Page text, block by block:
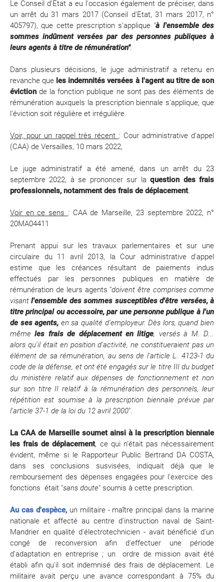
Le Conseil d'Etat a eu l'occasion également de préciser, dans
un arrêt du 31 mars 2017 (Conseil d'Etat, 31 mars 2017, n°
405797), que cette prescription s'applique "à l'ensemble des
sommes indûment versées par des personnes publiques à
leurs agents à titre de rémunération".
Dans plusieurs décisions, le juge administratif a retenu en
revanche que les indemnités versées à l'agent au titre de son
éviction de la fonction publique ne sont pas des éléments de
rémunération auxquels la prescription biennale s'applique, que
l'éviction soit régulière et irrégulière.
Voir, pour un rappel très récent : Cour administrative d'appel
(CAA) de Versailles, 10 mars 2022,
Le juge administratif a été amené, dans un arrêt du 23
septembre 2022, à se prononcer sur laquestion des frais
professionnels, notamment des frais de déplacement.
Voir en ce sens : CAA de Marseille, 23 septembre 2022, n°
20MA04411
Prenant appui sur les travaux parlementaires et sur une
circulaire du 11 avril 2013, la Cour administrative d'appel
estime que les créances résultant de paiements indus
effectués par les personnes publiques en matière de
rémunération de leurs agents "doivent être comprises comme
visantl'ensemble des sommes susceptibles d'être versées, à
titre principal ou accessoire, par une personne publique à l'un
de ses agents, en sa qualité d'employeur. Dès lors, quand bien
mêmeles frais de déplacement en litige, versés à M. D...
alors qu'il était en position d'activité, ne constitueraient pas un
élément de sa rémunération, au sens de l'article L. 4123-1 du
code de la défense, et ont été engagés sur le titre III du budget
du ministère relatif aux dépenses de fonctionnement et non
sur son titre II relatif à la rémunération des personnels, leur
répétition est soumise à la prescription biennale prévue par
l'article 37-1 de la loi du 12 avril 2000".
La CAA de Marseille soumet ainsi à la prescription biennale
les frais de déplacement, ce qui n'était pas nécessairement
évident, même si le Rapporteur Public Bertrand DA COSTA,
dans ses conclusions susvisées, indiquait déjà que le
remboursement des dépenses engagées pour l'exercice des
fonctions était "sans doute" soumis à cette prescription.
Au cas d'espèce, un militaire - maître principal dans la marine
nationale et affecté au centre d'instruction naval de Saint-
Mandrier en qualité d'électrotechnicien - avait bénéficié d'un
congé de reconversion afin d'effectuer une période
d'adaptation en entreprise ; un ordre de mission avait été
établi afin qu'il soit indemnisé des frais de déplacement. Le
militaire avait perçu une avance correspondant à 75% du